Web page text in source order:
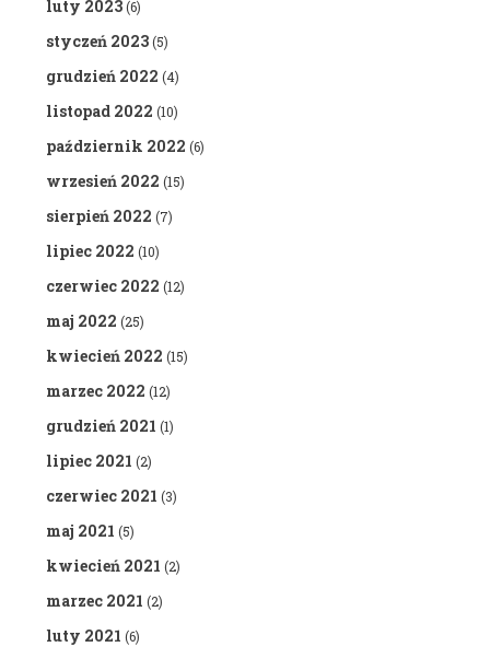
luty 2023(6)
styczeń 2023(5)
grudzień 2022 (4)
listopad 2022 (10)
październik 2022 (6)
wrzesień 2022 (15)
sierpień 2022 (7)
lipiec 2022 (10)
czerwiec 2022 (12)
maj 2022 (25)
kwiecień 2022 (15)
marzec 2022 (12)
grudzień 2021 (1)
lipiec 2021 (2)
czerwiec 2021 (3)
maj 2021 (5)
kwiecień 2021 (2)
marzec 2021 (2)
luty 2021 (6)